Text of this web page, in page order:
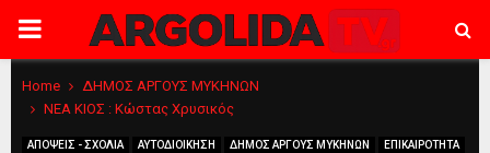
PRIMARY
MENU
Home
ΔΗΜΟΣ ΑΡΓΟΥΣ ΜΥΚΗΝΩΝ
ΝΕΑ ΚΙΟΣ : Κώστας Χρυσικός
ΑΠΟΨΕΙΣ - ΣΧΟΛΙΑ ΑΥΤΟΔΙΟΙΚΗΣΗ ΔΗΜΟΣ ΑΡΓΟΥΣ ΜΥΚΗΝΩΝ ΕΠΙΚΑΙΡΟΤΗΤΑ